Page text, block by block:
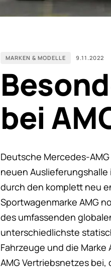
MARKEN & MODELLE 9.11.2022
bei
Deutsche Mercedes-
neuen Auslieferungshalle
durch den komplett neu
Sportwagenmarke AMG
des umfassenden
unterschiedlichste
Fahrzeuge und die
AMG Vertriebsnetzes bei,